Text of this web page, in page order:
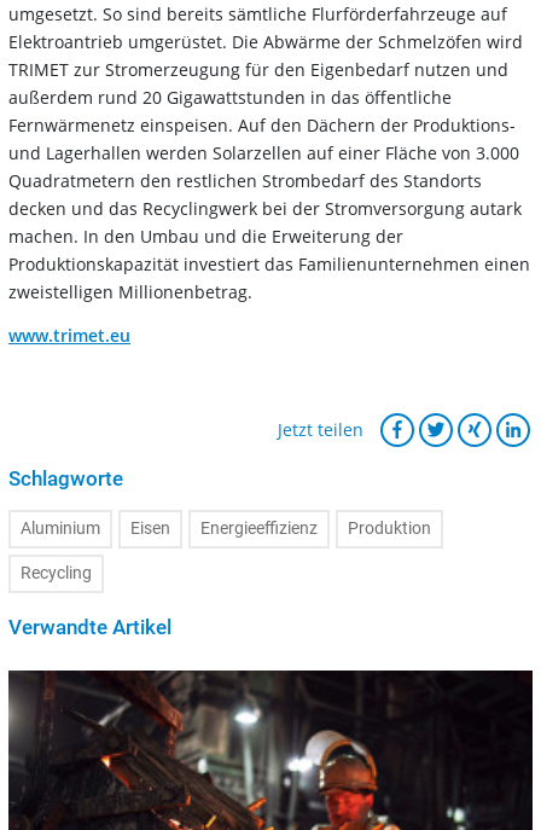
umgesetzt. So sind bereits sämtliche Flurförderfahrzeuge auf
Elektroantrieb umgerüstet. Die Abwärme der Schmelzöfen wird
TRIMET zur Stromerzeugung für den Eigenbedarf nutzen und
außerdem rund 20 Gigawattstunden in das öffentliche
Fernwärmenetz einspeisen. Auf den Dächern der Produktions-
und Lagerhallen werden Solarzellen auf einer Fläche von 3.000
Quadratmetern den restlichen Strombedarf des Standorts
decken und das Recyclingwerk bei der Stromversorgung autark
machen. In den Umbau und die Erweiterung der
Produktionskapazität investiert das Familienunternehmen einen
zweistelligen Millionenbetrag.
www.trimet.eu
Jetzt teilen
Schlagworte
Aluminium Eisen Energieeffizienz Produktion
Recycling
Verwandte Artikel